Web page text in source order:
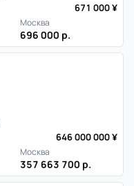
671 000 ¥
Москва
696 000 р.
646 000 000 ¥
Москва
357 663 700 р.